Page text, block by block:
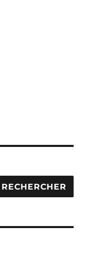
RECHERCHER